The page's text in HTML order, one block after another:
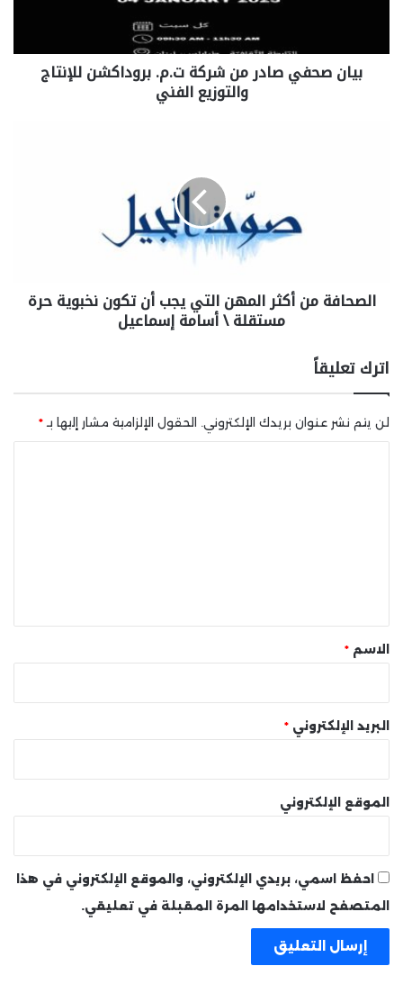
بيان صحفي صادر من شركة ت.م. بروداكشن للإنتاج
والتوزيع الفني
الصحافة من أكثر المهن التي يجب أن تكون نخبوية حرة
مستقلة \ أسامة إسماعيل
اترك تعليقاً
لن يتم نشر عنوان بريدك الإلكتروني. الحقول الإلزامية مشار إليها بـ*
* الاسم *
البريد الإلكتروني *
الموقع الإلكتروني
احفظ اسمي، بريدي الإلكتروني، والموقع الإلكتروني في هذا
المتصفح لاستخدامها المرة المقبلة في تعليقي.